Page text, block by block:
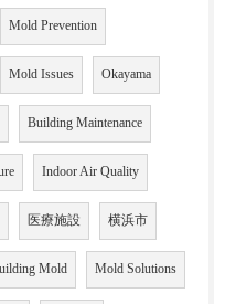
Mold Prevention
Mold Issues Okayama
Building Maintenance
Indoor Air Quality
医療施設 横浜市
Mold Mold Solutions